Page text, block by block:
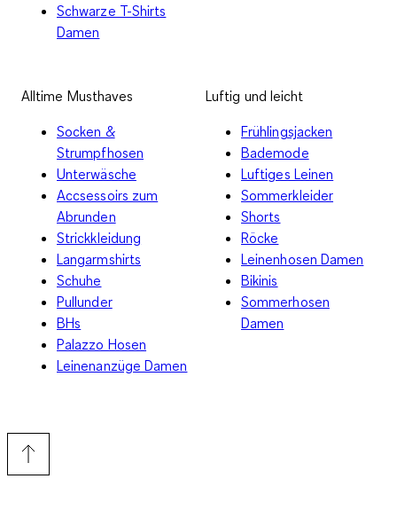
Schwarze T-Shirts
Damen
Alltime Musthaves
Socken &
Strumpfhosen
Unterwäsche
Accsessoirs zum
Abrunden
Strickkleidung
Langarmshirts
Schuhe
Pullunder
BHs
Palazzo Hosen
Leinenanzüge Damen
Luftig und leicht
Frühlingsjacken
Bademode
Luftiges Leinen
Sommerkleider
Shorts
Röcke
Leinenhosen Damen
Bikinis
Sommerhosen
Damen